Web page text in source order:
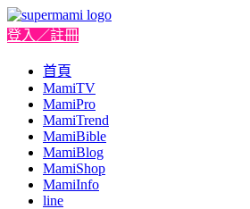
登入／註冊
首頁
MamiTV
MamiPro
MamiTrend
MamiBible
MamiBlog
MamiShop
MamiInfo
line